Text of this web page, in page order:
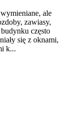
ale
zawiasy,
często
się z oknami,
k...